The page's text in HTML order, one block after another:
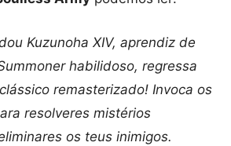
Kuzunoha XIV, aprendiz de
habilidoso, regressa
remasterizado! Invoca os
resolveres mistérios
os teus inimigos.